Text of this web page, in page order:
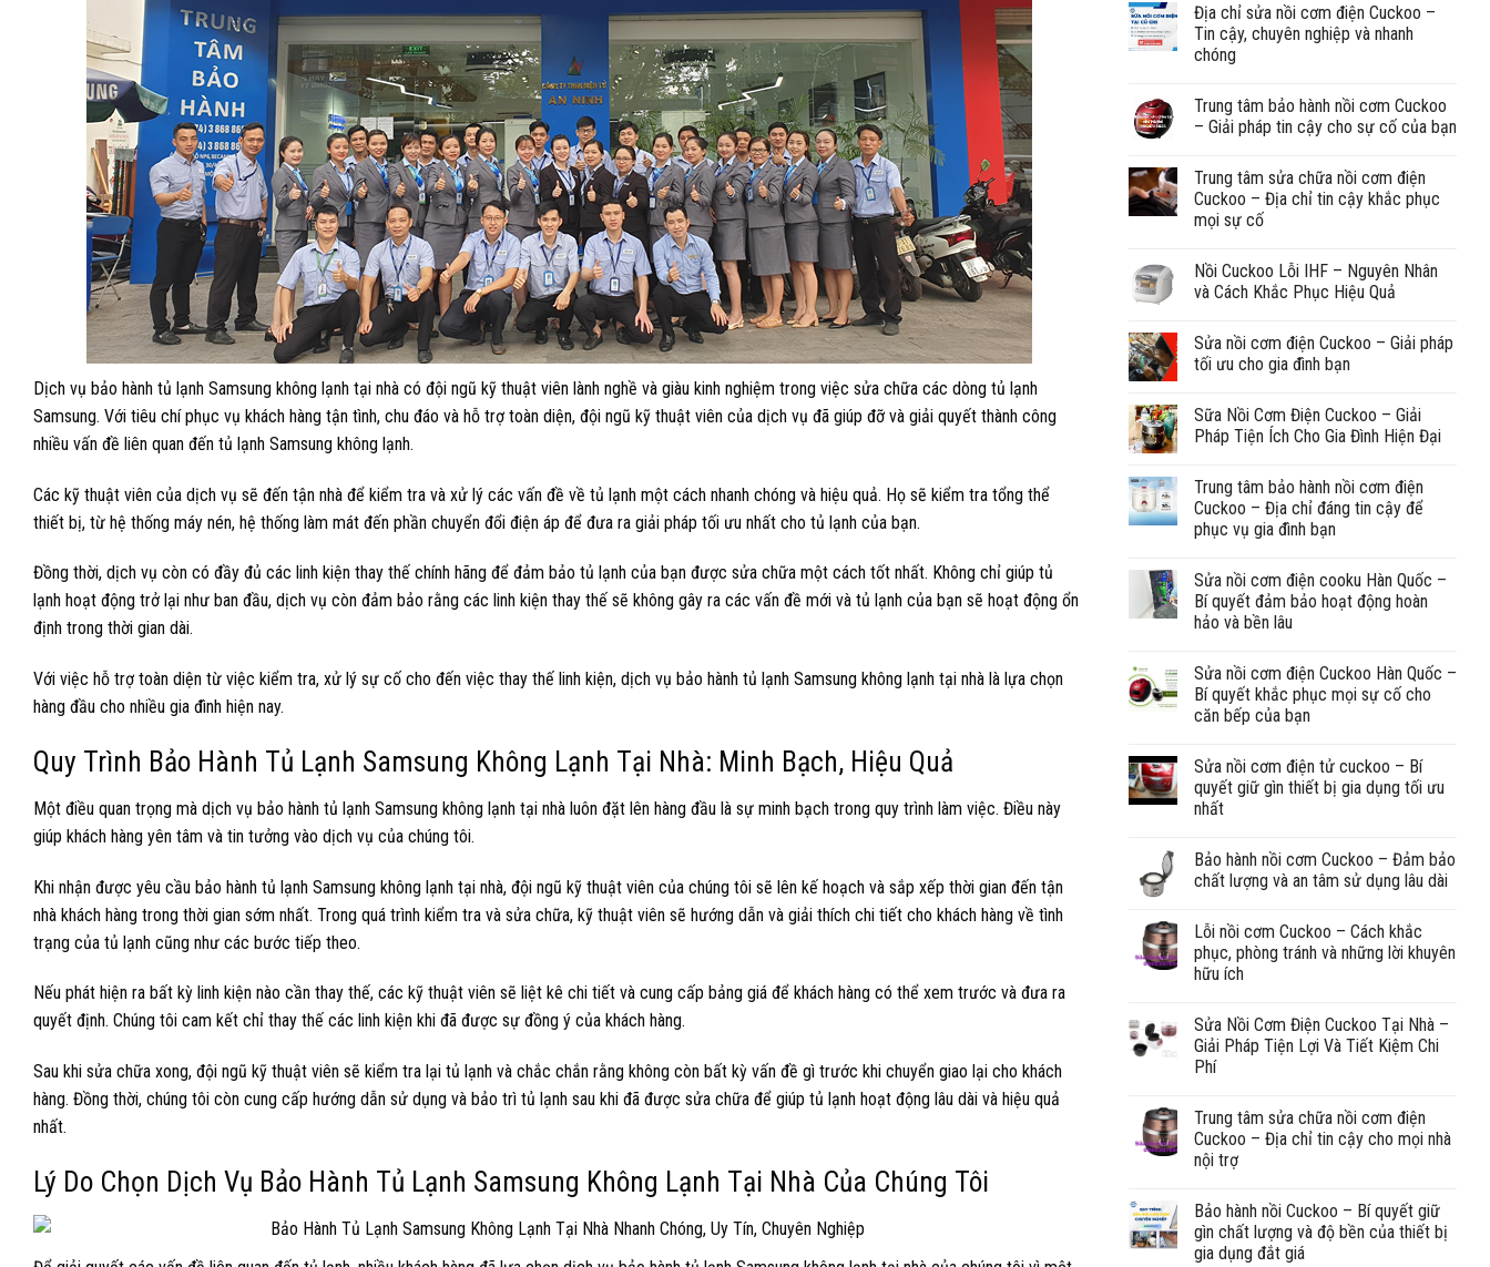
Dịch vụ bảo hành tủ lạnh Samsung không lạnh tại nhà có đội ngũ kỹ thuật viên lành nghề và giàu kinh nghiệm trong việc sửa chữa các dòng tủ lạnh
Samsung. Với tiêu chí phục vụ khách hàng tận tình, chu đáo và hỗ trợ toàn diện, đội ngũ kỹ thuật viên của dịch vụ đã giúp đỡ và giải quyết thành công
nhiều vấn đề liên quan đến tủ lạnh Samsung không lạnh.
Các kỹ thuật viên của dịch vụ sẽ đến tận nhà để kiểm tra và xử lý các vấn đề về tủ lạnh một cách nhanh chóng và hiệu quả. Họ sẽ kiểm tra tổng thể
thiết bị, từ hệ thống máy nén, hệ thống làm mát đến phần chuyển đổi điện áp để đưa ra giải pháp tối ưu nhất cho tủ lạnh của bạn.
Đồng thời, dịch vụ còn có đầy đủ các linh kiện thay thế chính hãng để đảm bảo tủ lạnh của bạn được sửa chữa một cách tốt nhất. Không chỉ giúp tủ
lạnh hoạt động trở lại như ban đầu, dịch vụ còn đảm bảo rằng các linh kiện thay thế sẽ không gây ra các vấn đề mới và tủ lạnh của bạn sẽ hoạt động ổn
định trong thời gian dài.
Với việc hỗ trợ toàn diện từ việc kiểm tra, xử lý sự cố cho đến việc thay thế linh kiện, dịch vụ bảo hành tủ lạnh Samsung không lạnh tại nhà là lựa chọn
hàng đầu cho nhiều gia đình hiện nay.
Quy Trình Bảo Hành Tủ Lạnh Samsung Không Lạnh Tại Nhà: Minh Bạch, Hiệu Quả
Một điều quan trọng mà dịch vụ bảo hành tủ lạnh Samsung không lạnh tại nhà luôn đặt lên hàng đầu là sự minh bạch trong quy trình làm việc. Điều này
giúp khách hàng yên tâm và tin tưởng vào dịch vụ của chúng tôi.
Khi nhận được yêu cầu bảo hành tủ lạnh Samsung không lạnh tại nhà, đội ngũ kỹ thuật viên của chúng tôi sẽ lên kế hoạch và sắp xếp thời gian đến tận
nhà khách hàng trong thời gian sớm nhất. Trong quá trình kiểm tra và sửa chữa, kỹ thuật viên sẽ hướng dẫn và giải thích chi tiết cho khách hàng về tình
trạng của tủ lạnh cũng như các bước tiếp theo.
Nếu phát hiện ra bất kỳ linh kiện nào cần thay thế, các kỹ thuật viên sẽ liệt kê chi tiết và cung cấp bảng giá để khách hàng có thể xem trước và đưa ra
quyết định. Chúng tôi cam kết chỉ thay thế các linh kiện khi đã được sự đồng ý của khách hàng.
Sau khi sửa chữa xong, đội ngũ kỹ thuật viên sẽ kiểm tra lại tủ lạnh và chắc chắn rằng không còn bất kỳ vấn đề gì trước khi chuyển giao lại cho khách
hàng. Đồng thời, chúng tôi còn cung cấp hướng dẫn sử dụng và bảo trì tủ lạnh sau khi đã được sửa chữa để giúp tủ lạnh hoạt động lâu dài và hiệu quả
nhất.
Lý Do Chọn Dịch Vụ Bảo Hành Tủ Lạnh Samsung Không Lạnh Tại Nhà Của Chúng Tôi
Địa chỉ sửa nồi cơm điện Cuckoo –
Tin cậy, chuyên nghiệp và nhanh
chóng
Trung tâm bảo hành nồi cơm Cuckoo
– Giải pháp tin cậy cho sự cố của bạn
Trung tâm sửa chữa nồi cơm điện
Cuckoo – Địa chỉ tin cậy khắc phục
mọi sự cố
Nồi Cuckoo Lỗi IHF – Nguyên Nhân
và Cách Khắc Phục Hiệu Quả
Sửa nồi cơm điện Cuckoo – Giải pháp
tối ưu cho gia đình bạn
Sữa Nồi Cơm Điện Cuckoo – Giải
Pháp Tiện Ích Cho Gia Đình Hiện Đại
Trung tâm bảo hành nồi cơm điện
Cuckoo – Địa chỉ đáng tin cậy để
phục vụ gia đình bạn
Sửa nồi cơm điện cooku Hàn Quốc –
Bí quyết đảm bảo hoạt động hoàn
hảo và bền lâu
Sửa nồi cơm điện Cuckoo Hàn Quốc –
Bí quyết khắc phục mọi sự cố cho
căn bếp của bạn
Sửa nồi cơm điện tử cuckoo – Bí
quyết giữ gìn thiết bị gia dụng tối ưu
nhất
Bảo hành nồi cơm Cuckoo – Đảm bảo
chất lượng và an tâm sử dụng lâu dài
Lỗi nồi cơm Cuckoo – Cách khắc
phục, phòng tránh và những lời khuyên
hữu ích
Sửa Nồi Cơm Điện Cuckoo Tại Nhà –
Giải Pháp Tiện Lợi Và Tiết Kiệm Chi
Phí
Trung tâm sửa chữa nồi cơm điện
Cuckoo – Địa chỉ tin cậy cho mọi nhà
nội trợ
Bảo hành nồi Cuckoo – Bí quyết giữ
gìn chất lượng và độ bền của thiết bị
gia dụng đắt giá